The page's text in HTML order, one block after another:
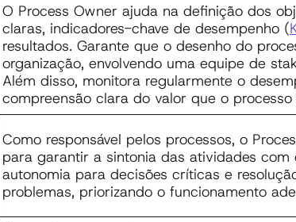
O Process Owner ajuda na definição dos
claras, indicadores-chave de desempenho (
resultados. Garante que o desenho do
organização, envolvendo uma equipe de
Além disso, monitora regularmente o
compreensão clara do valor que o
Como responsável pelos processos, o
para garantir a sintonia das atividades com
autonomia para decisões críticas e
problemas, priorizando o funcionamento